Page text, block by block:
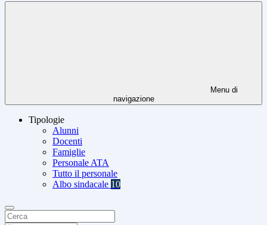
Menu di
navigazione
Tipologie
Alunni
Docenti
Famiglie
Personale ATA
Tutto il personale
Albo sindacale 10